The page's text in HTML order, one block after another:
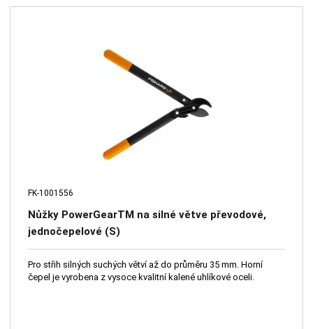
FK-1001556
Nůžky PowerGearTM na silné větve převodové,
jednočepelové (S)
Pro střih silných suchých větví až do průměru 35 mm. Horní
čepel je vyrobena z vysoce kvalitní kalené uhlíkové oceli.